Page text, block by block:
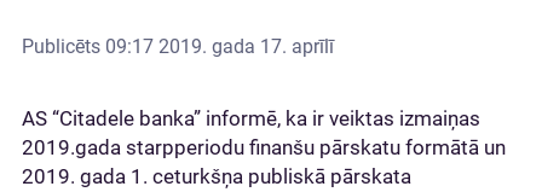
Publicēts 09:17 2019. gada 17. aprīlī
AS “Citadele banka” informē, ka ir veiktas izmaiņas
2019.gada starpperiodu finanšu pārskatu formātā un
2019. gada 1. ceturkšņa publiskā pārskata